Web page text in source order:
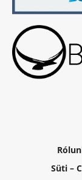
Süti –